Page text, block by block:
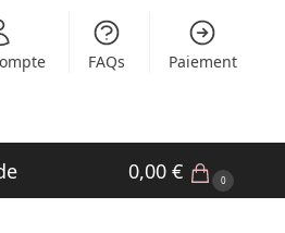
FAQs Paiement
0,00€ 0